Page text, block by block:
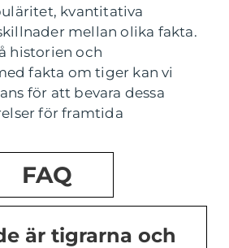
kvantitativa
mellan olika fakta.
historien och
fakta om tiger kan vi
för att bevara dessa
för framtida
FAQ
är tigrarna och